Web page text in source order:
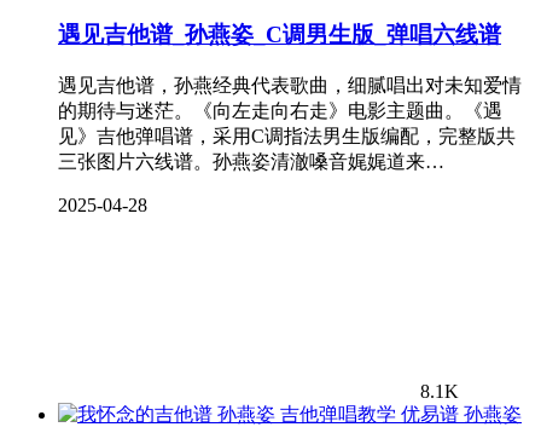
遇见吉他谱_孙燕姿_C调男生版_弹唱六线谱
遇见吉他谱，孙燕经典代表歌曲，细腻唱出对未知爱情
的期待与迷茫。《向左走向右走》电影主题曲。《遇
见》吉他弹唱谱，采用C调指法男生版编配，完整版共
三张图片六线谱。孙燕姿清澈嗓音娓娓道来…
2025-04-28
8.1K
孙燕姿